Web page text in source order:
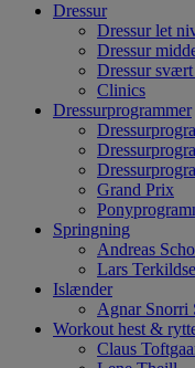
Dressur
Dressur let
Dressur
Dressur
Clinics
Dressurprogrammer
Grand Prix
Springning
Andreas
Lars
Islænder
Agnar Snorri
Workout hest &
Claus